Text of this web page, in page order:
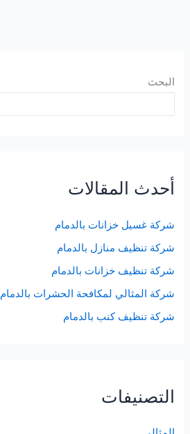
البحث
أحدث المقالات
شركة غسيل خزانات بالدمام
شركة تنظيف منازل بالدمام
شركة تنظيف خزانات بالدمام
شركة المثالي لمكافحة الحشرات بالدمام
شركة تنظيف كنب بالدمام
التصنيفات